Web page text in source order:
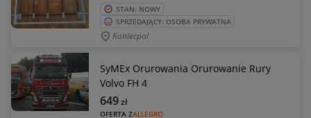
STAN: NOWY
SPRZEDAJĄCY: OSOBA PRYWATNA
Koniecpol
SyMEx Orurowania Orurowanie Rury
Volvo FH 4
OFERTA ZALLEGRO
649zł